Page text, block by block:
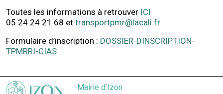
Toutes les informations à retrouver ICI
05 24 24 21 68 et transportpmr@lacali.fr
Formulaire d’inscription : DOSSIER-DINSCRIPTION-
TPMRRI-CIAS
Mairie d’Izon